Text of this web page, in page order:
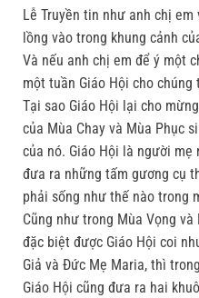
Lễ Truyền tin như anh chị
lồng vào trong khung cảnh
Và nếu anh chị em để ý một
một tuần Giáo Hội cho
Tại sao Giáo Hội lại cho
của Mùa Chay và Mùa Phục
của nó. Giáo Hội là người mẹ
đưa ra những tấm gương cụ
phải sống như thế nào trong
Cũng như trong Mùa Vọng
đặc biệt được Giáo Hội coi
Giả và Đức Mẹ Maria, thì
Giáo Hội cũng đưa ra hai